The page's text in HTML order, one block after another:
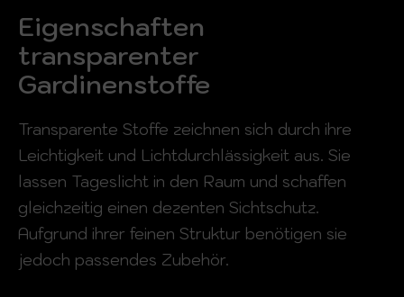
Eigenschaften
transparenter
Gardinenstoffe
Transparente Stoffe zeichnen sich durch ihre
Leichtigkeit und Lichtdurchlässigkeit aus. Sie
lassen Tageslicht in den Raum und schaffen
gleichzeitig einen dezenten Sichtschutz.
Aufgrund ihrer feinen Struktur benötigen sie
jedoch passendes Zubehör.